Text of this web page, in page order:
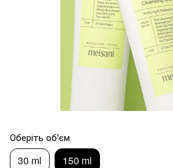
Оберіть об'єм
30 ml 150 ml